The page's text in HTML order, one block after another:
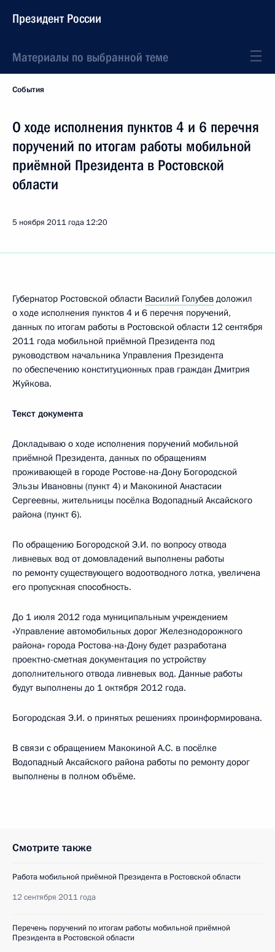
Президент России
Материалы по выбранной теме
События
О ходе исполнения пунктов 4 и 6 перечня
поручений по итогам работы мобильной
приёмной Президента в Ростовской
области
5 ноября 2011 года 12:20
Губернатор Ростовской области Василий Голубев доложил
о ходе исполнения пунктов 4 и 6 перечня поручений,
данных по итогам работы в Ростовской области 12 сентября
2011 года мобильной приёмной Президента под
руководством начальника Управления Президента
по обеспечению конституционных прав граждан Дмитрия
Жуйкова.
Текст документа
Докладываю о ходе исполнения поручений мобильной
приёмной Президента, данных по обращениям
проживающей в городе Ростове-на-Дону Богородской
Эльзы Ивановны (пункт 4) и Макокиной Анастасии
Сергеевны, жительницы посёлка Водопадный Аксайского
района (пункт 6).
По обращению Богородской Э.И. по вопросу отвода
ливневых вод от домовладений выполнены работы
по ремонту существующего водоотводного лотка, увеличена
его пропускная способность.
До 1 июля 2012 года муниципальным учреждением
«Управление автомобильных дорог Железнодорожного
района» города Ростова-на-Дону будет разработана
проектно-сметная документация по устройству
дополнительного отвода ливневых вод. Данные работы
будут выполнены до 1 октября 2012 года.
Богородская Э.И. о принятых решениях проинформирована.
В связи с обращением Макокиной А.С. в посёлке
Водопадный Аксайского района работы по ремонту дорог
выполнены в полном объёме.
Смотрите также
Работа мобильной приёмной Президента в Ростовской области
12 сентября 2011 года
Перечень поручений по итогам работы мобильной приёмной
Президента в Ростовской области